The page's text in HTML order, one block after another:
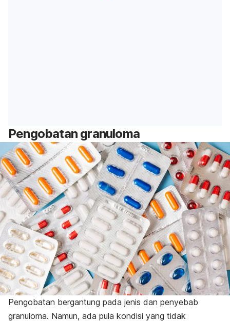
Pengobatan granuloma
Pengobatan bergantung pada jenis dan penyebab
granuloma. Namun, ada pula kondisi yang tidak